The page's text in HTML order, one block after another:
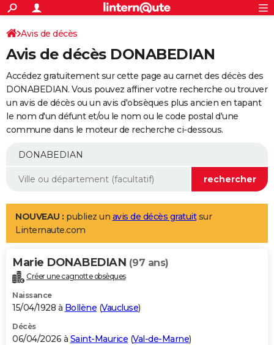
ACTUALITÉS
Politique
Société
Faits Divers
Education
Monde
Villes
+
SPORT
Coupe du monde 2026
Football
Tennis
Cyclisme
Rugby
Forum
Programme TV
TNT
Streaming
Cinéma
Sorties cinéma
Musique
+
FINANCE
Impôts
Immobilier
Risques naturels par ville
Banque
Assurance
Crédit
AUTO
Essais
Réserver un essai
Citadines
Berlines
SUV
Forum auto
+
Mobiles
Meilleur smartphone
Internet
Ordinateurs
Jeux vidéo
Guide high-tech
Aménagement intérieur
LIFESTYLE
Art de vivre
Bien-être
Loisirs
Mode
Modes de vie
Alimentation
Guide de la santé
Maladies
Médicaments
Sommeil
VOYAGE
Destinations
City break
Voyage nature
Voyage de noces
Forum
Climat
+PHOTO
GUIDES D'ACHAT
BONS PLANS
Avis de décès
Avis de décès DONABEDIAN
Accédez gratuitement sur cette page au carnet des décès des
DONABEDIAN. Vous pouvez affiner votre recherche ou trouver
un avis de décès ou un avis d'obsèques plus ancien en tapant
le nom d'un défunt et/ou le nom ou le code postal d'une
commune dans le moteur de recherche ci-dessous.
NOUVEAU : publiez un avis de décès gratuitsur
Linternaute.com
Marie DONABEDIAN (97 ans)
Créer une cagnotte obsèques
Naissance
15/04/1928 à Bollène (Vaucluse)
Décès
06/04/2026 à Saint-Maurice (Val-de-Marne)